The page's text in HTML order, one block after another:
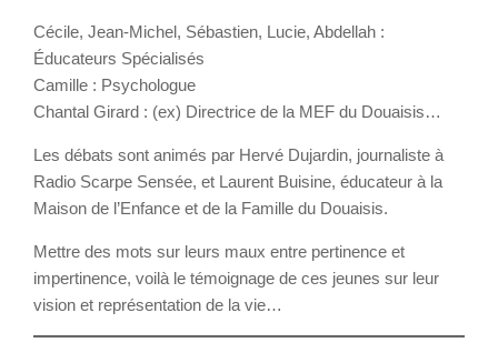
Cécile, Jean-Michel, Sébastien, Lucie, Abdellah :
Éducateurs Spécialisés
Camille : Psychologue
Chantal Girard : (ex) Directrice de la MEF du Douaisis…
Les débats sont animés par Hervé Dujardin, journaliste à
Radio Scarpe Sensée, et Laurent Buisine, éducateur à la
Maison de l’Enfance et de la Famille du Douaisis.
Mettre des mots sur leurs maux entre pertinence et
impertinence, voilà le témoignage de ces jeunes sur leur
vision et représentation de la vie…